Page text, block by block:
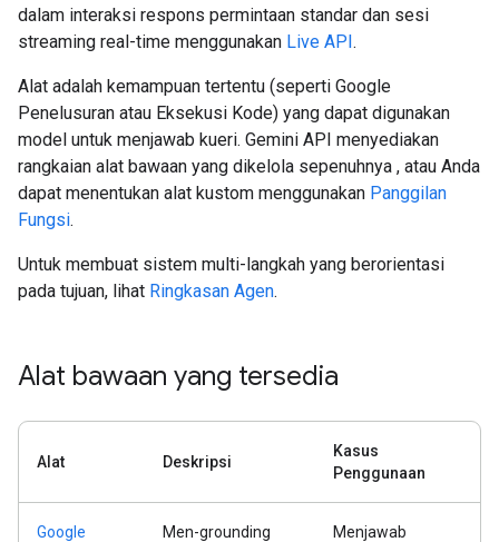
dalam interaksi respons permintaan standar dan sesi
streaming real-time menggunakan Live API.
Alat adalah kemampuan tertentu (seperti Google
Penelusuran atau Eksekusi Kode) yang dapat digunakan
model untuk menjawab kueri. Gemini API menyediakan
rangkaian alat bawaan yang dikelola sepenuhnya , atau Anda
dapat menentukan alat kustom menggunakan Panggilan
Fungsi.
Untuk membuat sistem multi-langkah yang berorientasi
pada tujuan, lihat Ringkasan Agen.
Alat bawaan yang tersedia
Alat Deskripsi
Kasus
Penggunaan
Google
Men-grounding
Menjawab